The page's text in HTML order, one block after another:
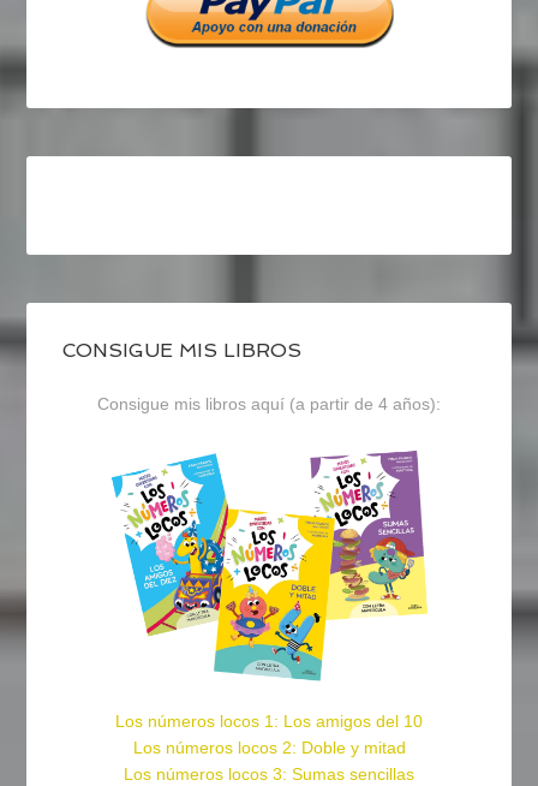
CONSIGUE MIS LIBROS
Consigue mis libros aquí (a partir de 4 años):
Los números locos 1: Los amigos del 10
Los números locos 2: Doble y mitad
Los números locos 3: Sumas sencillas